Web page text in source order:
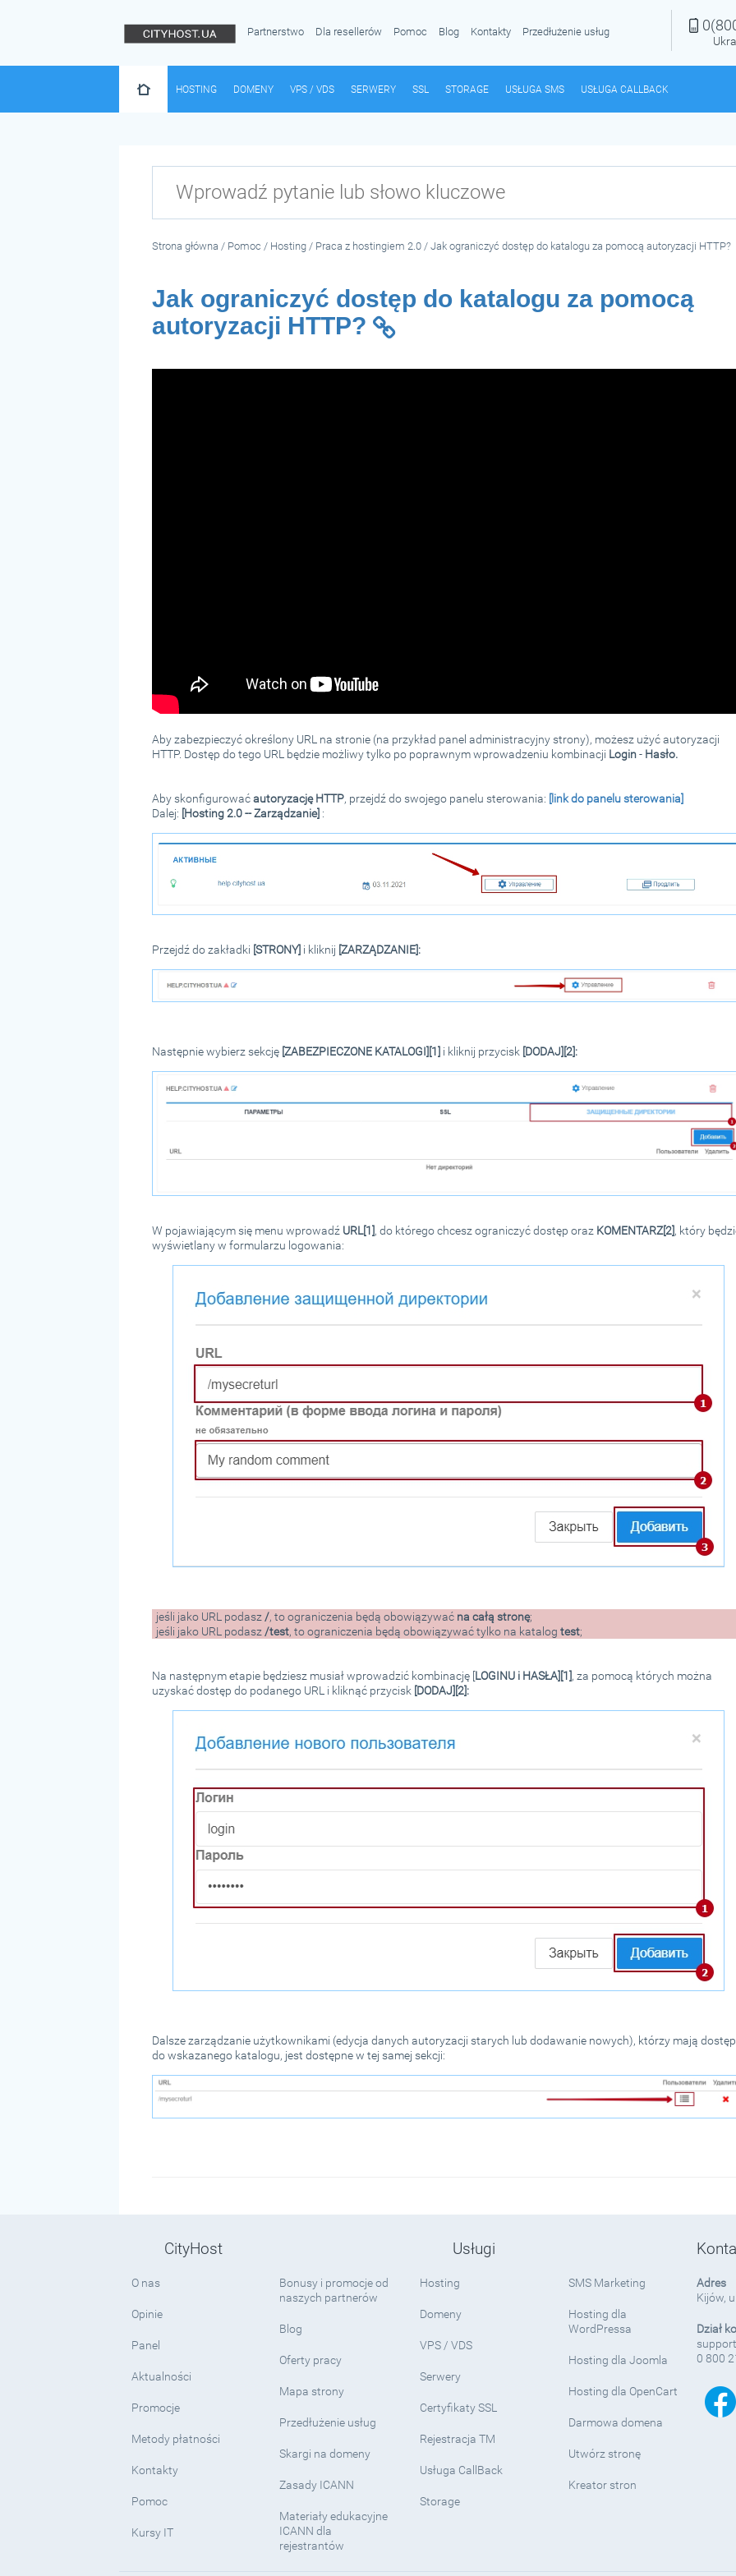
Partnerstwo Dla resellerów Pomoc Blog Kontakty Przedłużenie usług
HOSTING DOMENY VPS / VDS SERWERY SSL STORAGE USŁUGA SMS USŁUGA CALLBACK
Strona główna / Pomoc / Hosting/ Praca z hostingiem 2.0/ Jak ograniczyć dostęp do katalogu za pomocą autoryzacji HTTP?
Jak ograniczyć dostęp do katalogu za pomocą
autoryzacji HTTP?
Aby zabezpieczyć określony URL na stronie (na przykład panel administracyjny strony), możesz użyć autoryzacji
HTTP. Dostęp do tego URL będzie możliwy tylko po poprawnym wprowadzeniu kombinacji Login- Hasło.
Aby skonfigurowaćautoryzację HTTP, przejdź do swojego panelu sterowania: [link do panelu sterowania]
Dalej: [Hosting 2.0 -- Zarządzanie] :
Przejdź do zakładki [STRONY] i kliknij [ZARZĄDZANIE]:
Następnie wybierz sekcję [ZABEZPIECZONE KATALOGI][1] i kliknij przycisk [DODAJ][2]:
W pojawiającym się menu wprowadź URL[1], do którego chcesz ograniczyć dostęp oraz KOMENTARZ[2], który
wyświetlany w formularzu logowania:
jeśli jako URL podasz /, to ograniczenia będą obowiązywać na całą stronę;
jeśli jako URL podasz /test, to ograniczenia będą obowiązywać tylko na katalog test;
Na następnym etapie będziesz musiał wprowadzić kombinację [LOGINU i HASŁA][1], za pomocą których można
uzyskać dostęp do podanego URL i kliknąć przycisk [DODAJ][2]:
Dalsze zarządzanie użytkownikami (edycja danych autoryzacji starych lub dodawanie nowych), którzy mają dostęp
do wskazanego katalogu, jest dostępne w tej samej sekcji:
CityHost
O nas
Opinie
Panel
Aktualności
Promocje
Metody płatności
Kontakty
Pomoc
Kursy IT
Bonusy i promocje od
naszych partnerów
Blog
Oferty pracy
Mapa strony
Przedłużenie usług
Skargi na domeny
Zasady ICANN
Materiały edukacyjne
ICANN dla
rejestrantów
Usługi
Hosting
Domeny
VPS / VDS
Serwery
Certyfikaty SSL
Rejestracja TM
Usługa CallBack
Storage
SMS Marketing
Hosting dla
WordPressa
Hosting dla Joomla
Hosting dla OpenCart
Darmowa domena
Utwórz stronę
Kreator stron
Adres
Kijów,
Dział
0 800